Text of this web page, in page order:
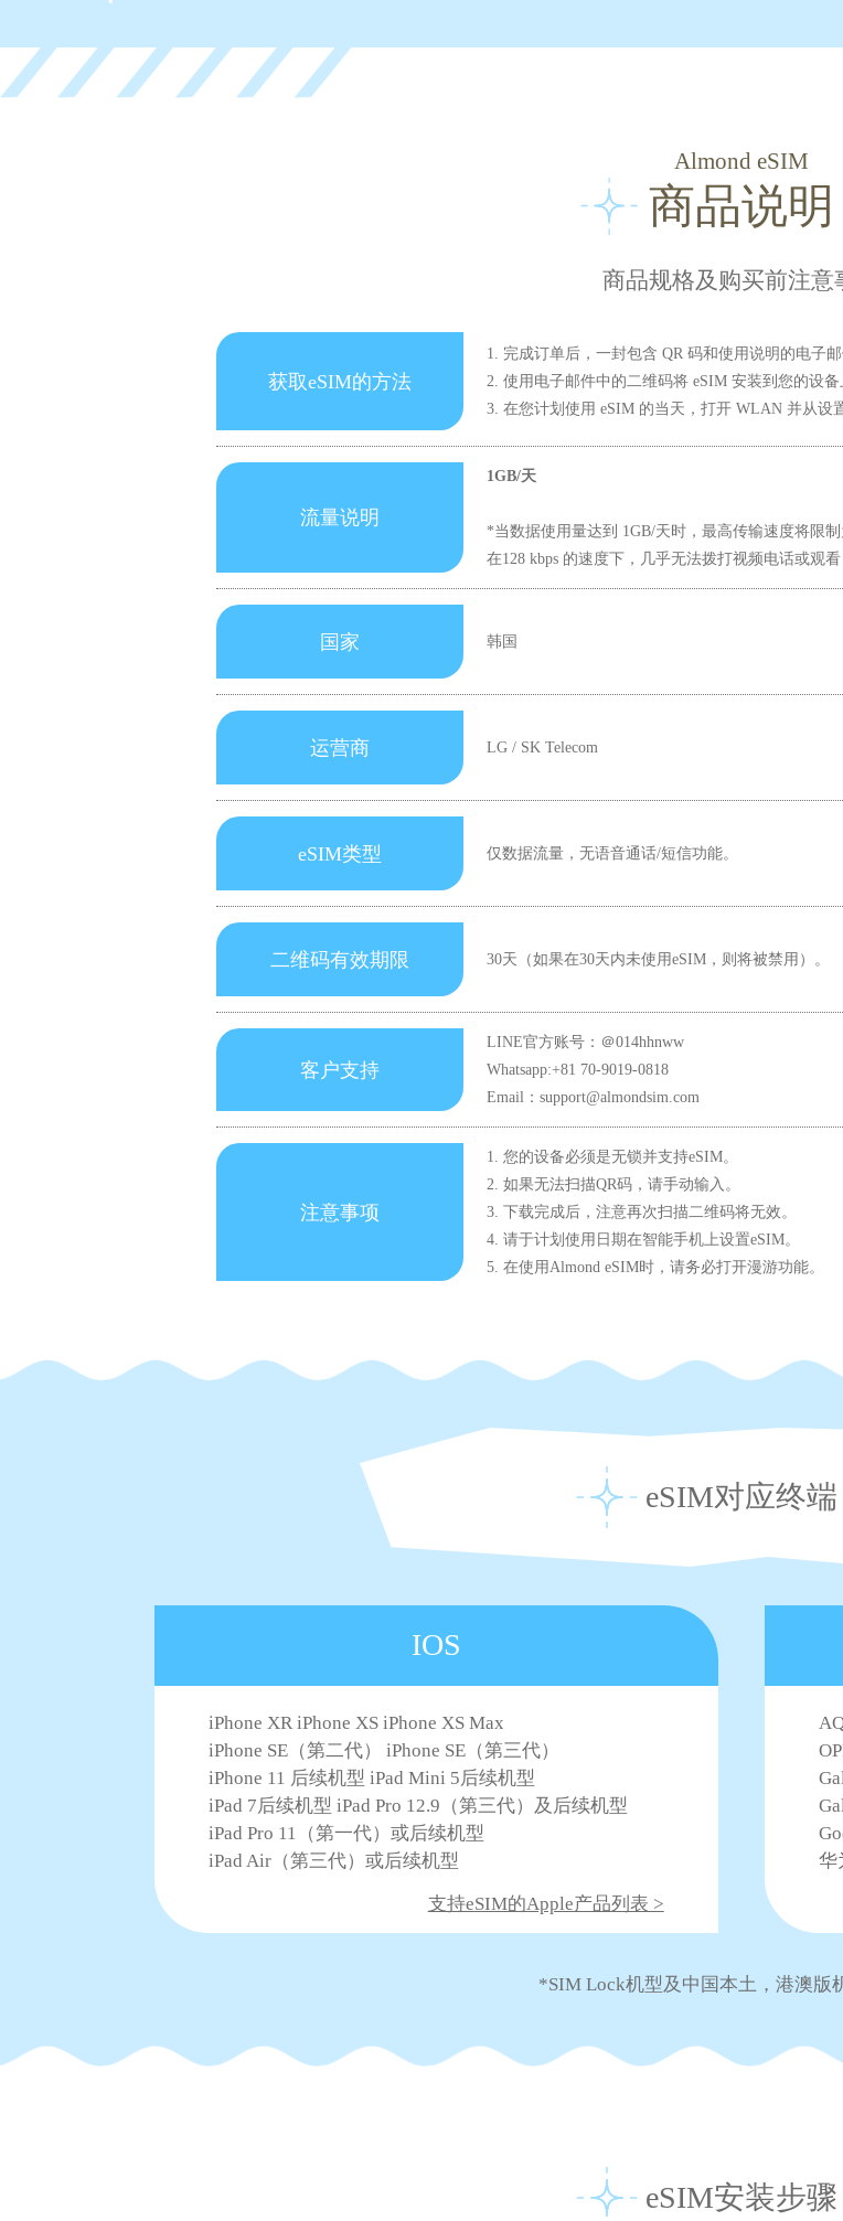
Almond eSIM
商品说明
商品规格及购买前注意
获取eSIM的方法
1. 完成订单后，一封包含 QR 码和使用说明的电子
2. 使用电子邮件中的二维码将 eSIM 安装到您的设备
3. 在您计划使用 eSIM 的当天，打开 WLAN 并从设
流量说明
1GB/天
*当数据使用量达到 1GB/天时，最高传输速度将限制
在128 kbps 的速度下，几乎无法拨打视频电话或观
国家 韩国
运营商 LG / SK Telecom
eSIM类型 仅数据流量，无语音通话/短信功能。
二维码有效期限 30天（如果在30天内未使用eSIM，则将被禁用）。
客户支持
LINE官方账号：＠014hhnww
Whatsapp:+81 70-9019-0818
Email：support@almondsim.com
注意事项
1. 您的设备必须是无锁并支持eSIM。
2. 如果无法扫描QR码，请手动输入。
3. 下载完成后，注意再次扫描二维码将无效。
4. 请于计划使用日期在智能手机上设置eSIM。
5. 在使用Almond eSIM时，请务必打开漫游功能。
eSIM对应终端
IOS
iPhone XR iPhone XS iPhone XS Max
iPhone SE（第二代） iPhone SE（第三代）
iPhone 11 后续机型 iPad Mini 5后续机型
iPad 7后续机型 iPad Pro 12.9（第三代）及后续机型
iPad Pro 11（第一代）或后续机型
iPad Air（第三代）或后续机型
支持eSIM的Apple产品列表 >
华
*SIM Lock机型及中国本土，港澳版
eSIM安装步骤